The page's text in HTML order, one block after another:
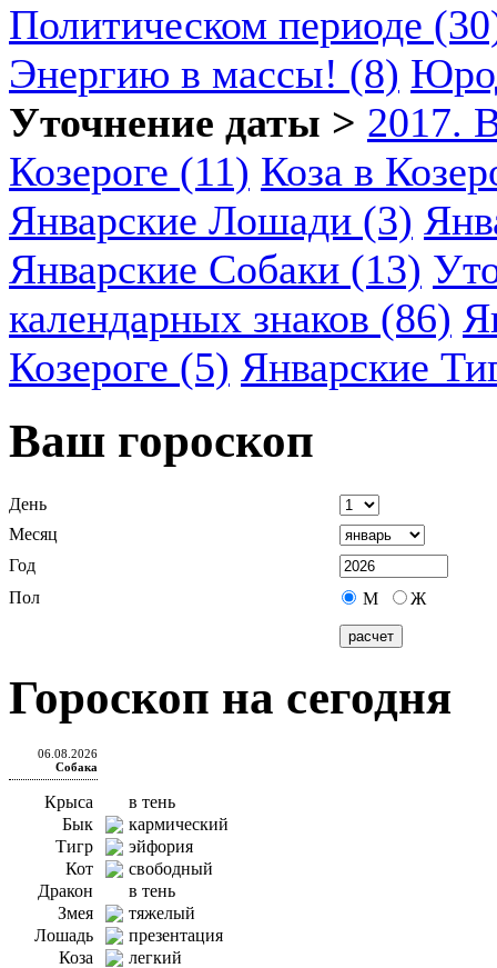
Политическом периоде
Энергию в массы! (8)
Уточнение даты > 2017.
Козероге (11) Коза в
Январские Лошади (3)
Январские Собаки (13)
календарных знаков (86)
Козероге (5) Январские
Ваш гороскоп
День
Месяц
Год
Пол
М Ж
Гороскоп на сегодня
06.08.2026
Собака
Крыса
в тень
Бык
кармический
Тигр
эйфория
Кот
свободный
Дракон
в тень
Змея
тяжелый
Лошадь
презентация
Коза
легкий